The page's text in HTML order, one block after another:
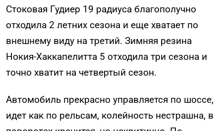
Стоковая Гудиер 19 радиуса благополучно
отходила 2 летних сезона и еще хватает по
внешнему виду на третий. Зимняя резина
Нокия-Хаккапелитта 5 отходила три сезона и
точно хватит на четвертый сезон.
Автомобиль прекрасно управляется по шоссе,
идет как по рельсам, колейность нестрашна, в